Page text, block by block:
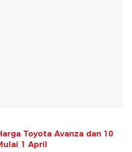
Toyota Avanza dan 10
1 April